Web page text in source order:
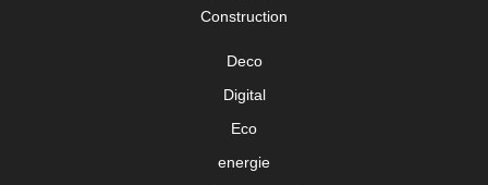
Construction
Deco
Digital
Eco
energie